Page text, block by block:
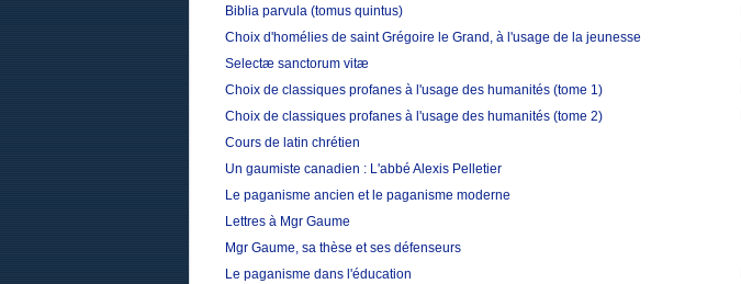
Biblia parvula (tomus quintus)
Choix d'homélies de saint Grégoire le Grand, à l'usage de la jeunesse
Selectæ sanctorum vitæ
Choix de classiques profanes à l'usage des humanités (tome 1)
Choix de classiques profanes à l'usage des humanités (tome 2)
Cours de latin chrétien
Un gaumiste canadien : L'abbé Alexis Pelletier
Le paganisme ancien et le paganisme moderne
Lettres à Mgr Gaume
Mgr Gaume, sa thèse et ses défenseurs
Le paganisme dans l'éducation